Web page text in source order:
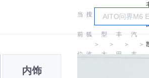
当
前
位
搜
狐
汽
＞
车
型
大
＞
丰
田
＞
广
汽
丰
＞
内饰